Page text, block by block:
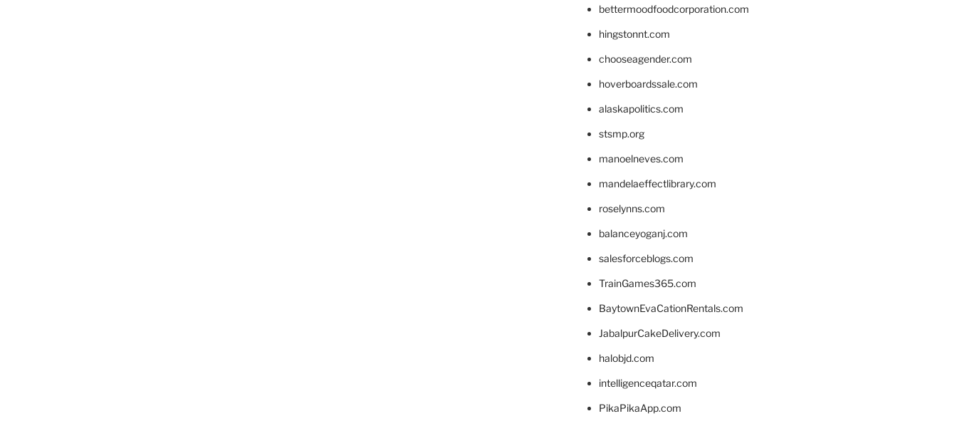
bettermoodfoodcorporation.com
hingstonnt.com
chooseagender.com
hoverboardssale.com
alaskapolitics.com
stsmp.org
manoelneves.com
mandelaeffectlibrary.com
roselynns.com
balanceyoganj.com
salesforceblogs.com
TrainGames365.com
BaytownEvaCationRentals.com
JabalpurCakeDelivery.com
halobjd.com
intelligenceqatar.com
PikaPikaApp.com